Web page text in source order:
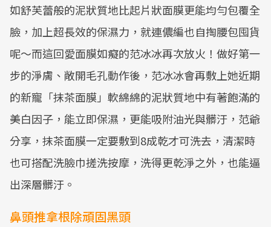
如舒芙蕾般的泥狀質地比起片狀面膜更能均勻包覆全
臉，加上超長效的保濕力，就連儂編也自掏腰包囤貨
呢～而這回愛面膜如癡的范冰冰再次放火！做好第一
步的淨膚、敞開毛孔動作後，范冰冰會再敷上她近期
的新寵「抹茶面膜」軟綿綿的泥狀質地中有著飽滿的
美白因子，能立即保濕，更能吸附油光與髒汙，范爺
分享，抹茶面膜一定要敷到8成乾才可洗去，清潔時
也可搭配洗臉巾搓洗按摩，洗得更乾淨之外，也能逼
出深層髒汙。
鼻頭推拿根除頑固黑頭